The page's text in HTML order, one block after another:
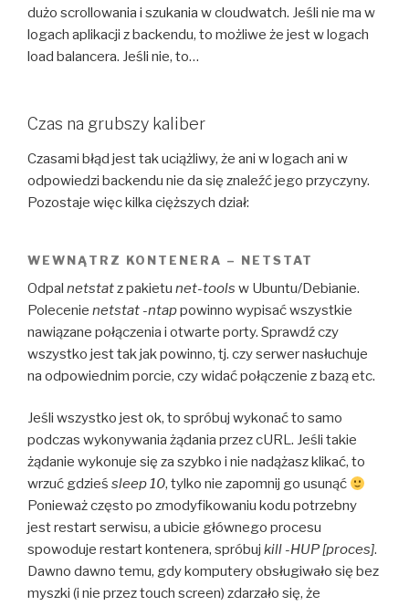
dużo scrollowania i szukania w cloudwatch. Jeśli nie ma w
logach aplikacji z backendu, to możliwe że jest w logach
load balancera. Jeśli nie, to…
Czas na grubszy kaliber
Czasami błąd jest tak uciążliwy, że ani w logach ani w
odpowiedzi backendu nie da się znaleźć jego przyczyny.
Pozostaje więc kilka cięższych dział:
WEWNĄTRZ KONTENERA – NETSTAT
Odpal netstatz pakietu net-tools w Ubuntu/Debianie.
Polecenie netstat -ntappowinno wypisać wszystkie
nawiązane połączenia i otwarte porty. Sprawdź czy
wszystko jest tak jak powinno, tj. czy serwer nasłuchuje
na odpowiednim porcie, czy widać połączenie z bazą etc.
Jeśli wszystko jest ok, to spróbuj wykonać to samo
podczas wykonywania żądania przez cURL. Jeśli takie
żądanie wykonuje się za szybko i nie nadążasz klikać, to
wrzuć gdzieś sleep 10, tylko nie zapomnij go usunąć
Ponieważ często po zmodyfikowaniu kodu potrzebny
jest restart serwisu, a ubicie głównego procesu
spowoduje restart kontenera, spróbuj kill -HUP [proces].
Dawno dawno temu, gdy komputery obsługiwało się bez
myszki (i nie przez touch screen) zdarzało się, że